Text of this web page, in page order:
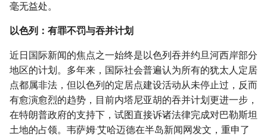
毫无益处。
以色列：有罪不罚与吞并计划
近日国际新闻的焦点之一始终是以色列吞并约旦河西岸部分
地区的计划。多年来，国际社会普遍认为所有的犹太人定居
点都属非法，但以色列的定居点建设活动从未停止过，反而
有愈演愈烈的趋势，目前内塔尼亚胡的吞并计划更进一步，
在特朗普政府的支持下，试图直接诉诸法律完成对巴勒斯坦
土地的占领。韦萨姆·艾哈迈德在半岛新闻网发文，重申了